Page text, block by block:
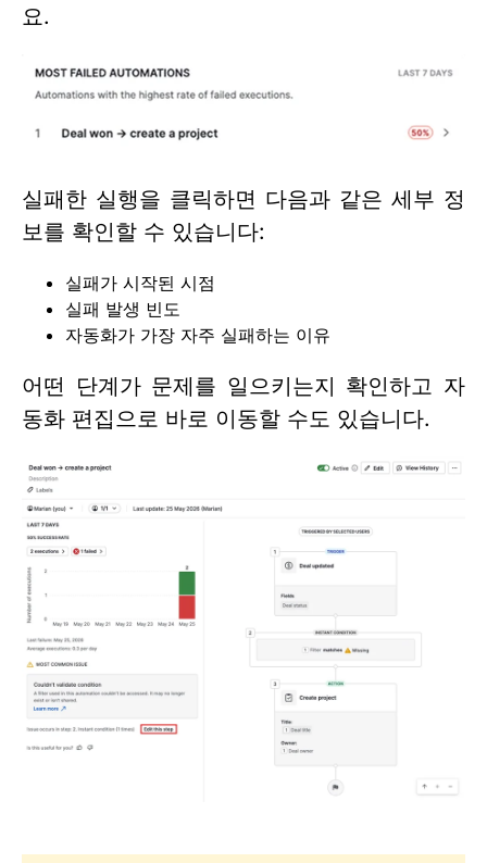
요.
실패한 실행을 클릭하면 다음과 같은 세부 정
보를 확인할 수 있습니다:
실패가 시작된 시점
실패 발생 빈도
자동화가 가장 자주 실패하는 이유
어떤 단계가 문제를 일으키는지 확인하고 자
동화 편집으로 바로 이동할 수도 있습니다.